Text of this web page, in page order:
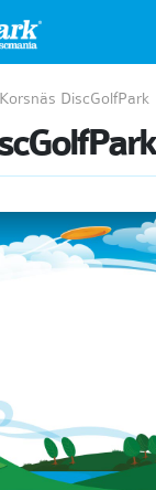
Korsnäs DiscGolfPark